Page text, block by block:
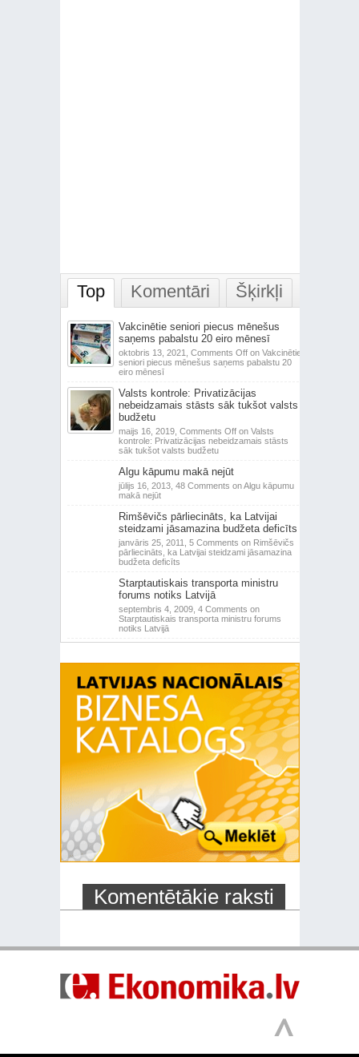
Top Komentāri Šķirkļi
Vakcinētie seniori piecus mēnešus
saņems pabalstu 20 eiro mēnesī
oktobris 13, 2021, Comments Offon Vakcinētie
seniori piecus mēnešus saņems pabalstu 20
eiro mēnesī
Valsts kontrole: Privatizācijas
nebeidzamais stāsts sāk tukšot valsts
budžetu
maijs 16, 2019, Comments Offon Valsts
kontrole: Privatizācijas nebeidzamais stāsts
sāk tukšot valsts budžetu
Algu kāpumu makā nejūt
jūlijs 16, 2013, 48 Comments on Algu kāpumu
makā nejūt
Rimšēvičs pārliecināts, ka Latvijai
steidzami jāsamazina budžeta deficīts
janvāris 25, 2011, 5 Comments on Rimšēvičs
pārliecināts, ka Latvijai steidzami jāsamazina
budžeta deficīts
Starptautiskais transporta ministru
forums notiks Latvijā
septembris 4, 2009, 4 Comments on
Starptautiskais transporta ministru forums
notiks Latvijā
Komentētākie raksti